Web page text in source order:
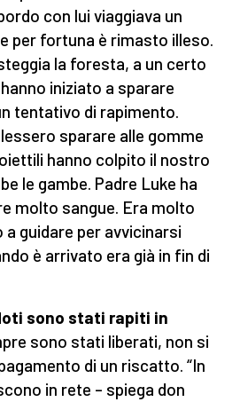
con lui viaggiava un
per fortuna è rimasto illeso.
la foresta, a un certo
iniziato a sparare
tentativo di rapimento.
sparare alle gomme
hanno colpito il nostro
le gambe. Padre Luke ha
molto sangue. Era molto
guidare per avvicinarsi
è arrivato era già in fin di
sono stati rapiti in
sono stati liberati, non si
di un riscatto. “In
in rete – spiega don